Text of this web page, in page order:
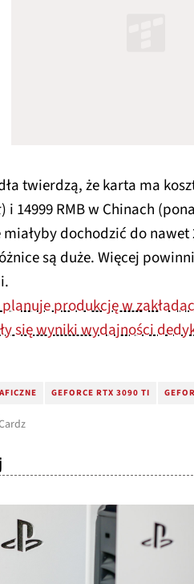
twierdzą, że karta ma
i 14999 RMB w Chinach
dochodzić do nawet
są duże. Więcej
planuje produkcję w
się wyniki wydajności
GEFORCE RTX 3090 TI